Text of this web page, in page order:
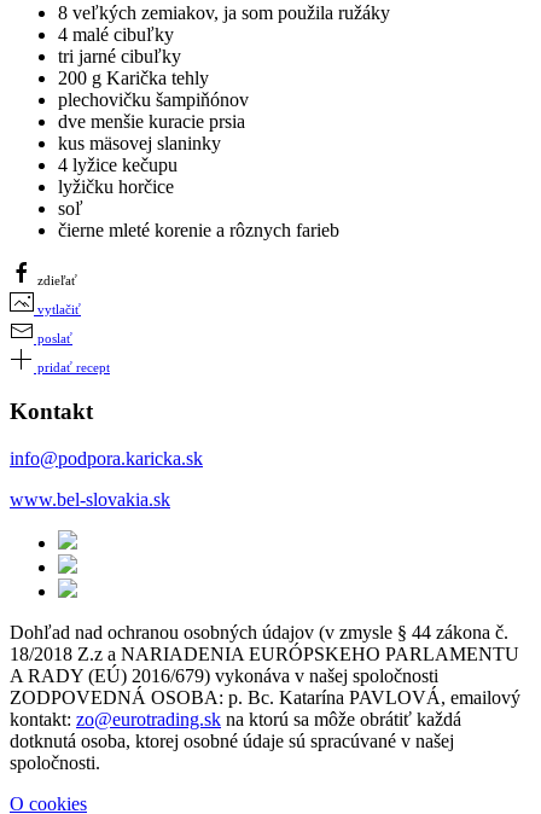
8 veľkých zemiakov, ja som použila ružáky
4 malé cibuľky
tri jarné cibuľky
200 g Karička tehly
plechovičku šampiňónov
dve menšie kuracie prsia
kus mäsovej slaninky
4 lyžice kečupu
lyžičku horčice
soľ
čierne mleté korenie a rôznych farieb
zdieľať
vytlačiť
poslať
pridať recept
Kontakt
info@podpora.karicka.sk
www.bel-slovakia.sk
Dohľad nad ochranou osobných údajov (v zmysle § 44 zákona č.
18/2018 Z.z a NARIADENIA EURÓPSKEHO PARLAMENTU
A RADY (EÚ) 2016/679) vykonáva v našej spoločnosti
ZODPOVEDNÁ OSOBA: p. Bc. Katarína PAVLOVÁ, emailový
kontakt: zo@eurotrading.sk na ktorú sa môže obrátiť každá
dotknutá osoba, ktorej osobné údaje sú spracúvané v našej
spoločnosti.
O cookies